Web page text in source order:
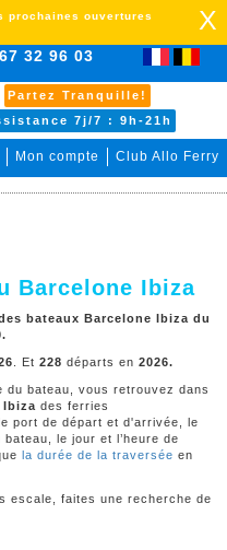
32 96 03
Partez Tranquille!
7j/7 : 9h-21h
Mon compte Club Allo Ferry
prochaines ouvertures
X
votre voyage >
Barcelone Ibiza
bateaux Barcelone Ibiza du
. Et 228 départs en 2026.
du bateau, vous retrouvez dans
Ibiza des ferries
port de départ et d'arrivée, le
le jour et l’heure de
la durée de la traversée en
escale, faites une recherche de